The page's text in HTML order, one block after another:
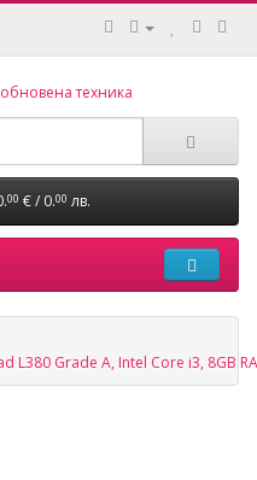
00 € / 0.00 лв.
L380 Grade A, Intel Core i3, 8GB